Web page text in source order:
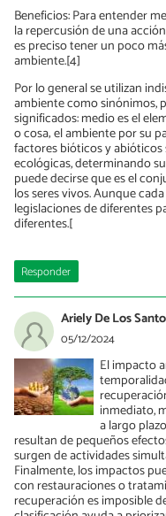
Beneficios: Para entender
la repercusión de una
es preciso tener un poco
ambiente.[4]​
Por lo general se utilizan
ambiente como sinónimos,
significados: medio es el
o cosa; el ambiente por su
factores bióticos y
ecológicas, determinando
puede decirse que es el
los seres vivos. Aunque
legislaciones de diferentes
diferentes.[
Responder
Ariely De Los
05/12/2024
El impacto
inmediato,
a largo
resultan de pequeños
surgen de actividades
Finalmente, los impactos
con restauraciones o
recuperación es imposible